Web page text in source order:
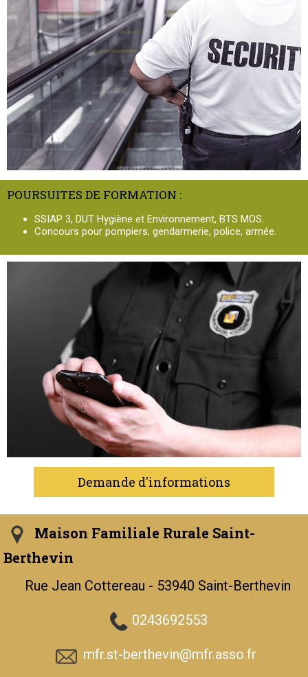
POURSUITES DE FORMATION :
SSIAP 3, DUT Hygiène et Environnement, BTS MOS.
Concours pour pompiers, gendarmerie, police, armée.
Demande d'informations
Maison Familiale Rurale Saint-
Berthevin
Rue Jean Cottereau - 53940 Saint-Berthevin
0243692553
mfr.st-berthevin@mfr.asso.fr